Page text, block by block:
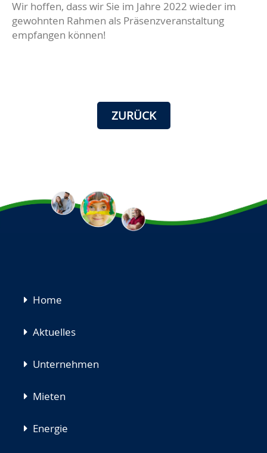
Wir hoffen, dass wir Sie im Jahre 2022 wieder im
gewohnten Rahmen als Präsenzveranstaltung
empfangen können!
ZURÜCK
Navigation
Home
Aktuelles
Unternehmen
Mieten
Energie